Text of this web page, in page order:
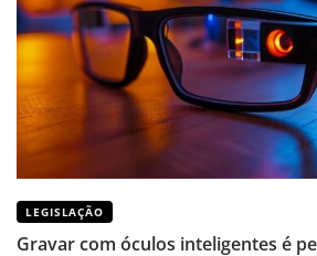
LEGISLAÇÃO
Gravar com óculos inteligentes é